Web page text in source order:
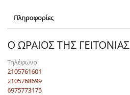
Πληροφορίες
Ο ΩΡΑΙΟΣ ΤΗΣ ΓΕΙΤΟΝΙΑΣ
Τηλέφωνο
2105761601
2105768699
6975773175